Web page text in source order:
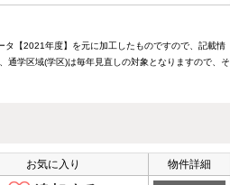
【2021年度】を元に加工したものですので、記載情
通学区域(学区)は毎年見直しの対象となりますので、そ
お気に入り 物件詳細